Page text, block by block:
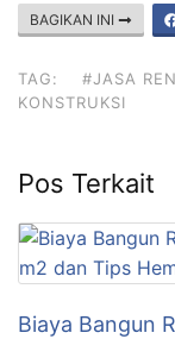
BAGIKAN INI
TAG: #JASA
KONSTRUKSI
Pos Terkait
Biaya Bangun